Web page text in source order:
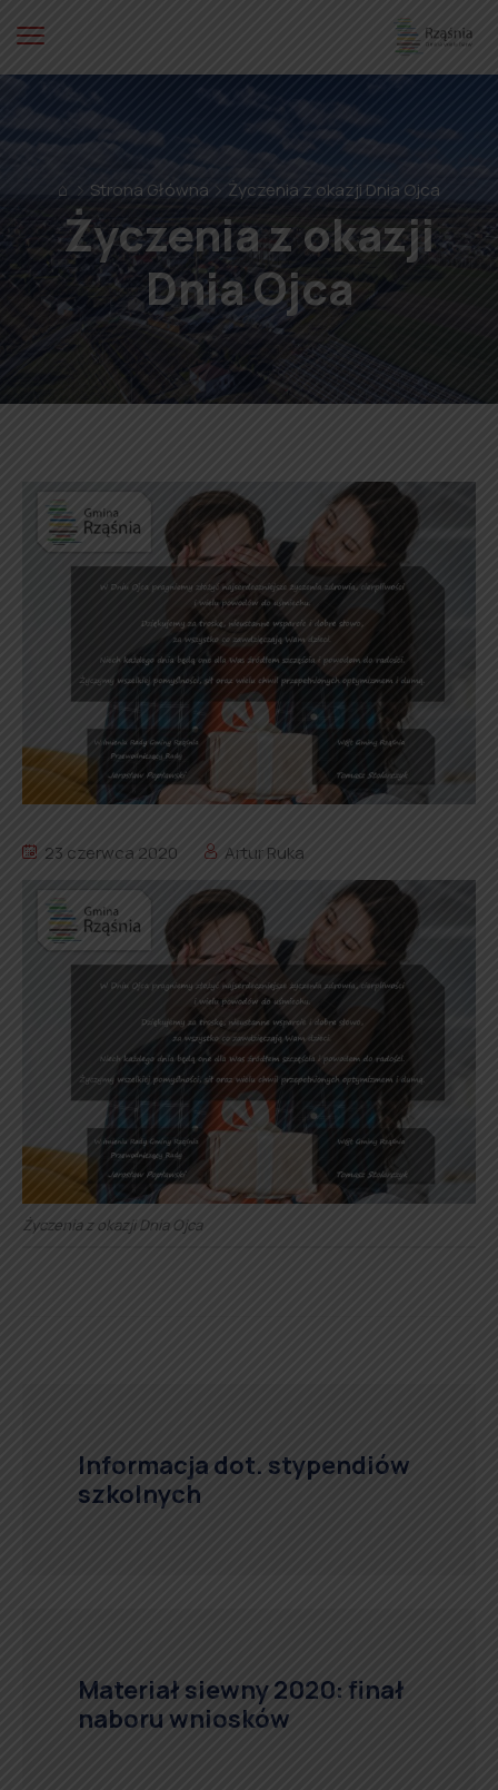
⌂ Strona Główna Życzenia z okazji Dnia Ojca
Życzenia z okazji
Dnia Ojca
23 czerwca 2020 Artur Ruka
Życzenia z okazji Dnia Ojca
Informacja dot. stypendiów
szkolnych
Materiał siewny 2020: finał
naboru wniosków